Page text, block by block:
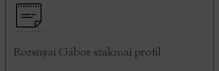
Rozsnyai Gábor szakmai profil